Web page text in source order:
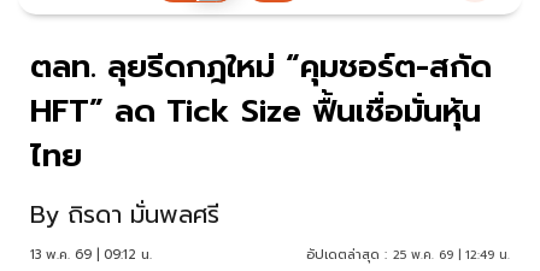
ตลท. ลุยรีดกฎใหม่ “คุมชอร์ต-สกัด
HFT” ลด Tick Size ฟื้นเชื่อมั่นหุ้น
ไทย
By ถิรดา มั่นพลศรี
13 พ.ค. 69 | 09:12 น. อัปเดตล่าสุด : 25 พ.ค. 69 | 12:49 น.